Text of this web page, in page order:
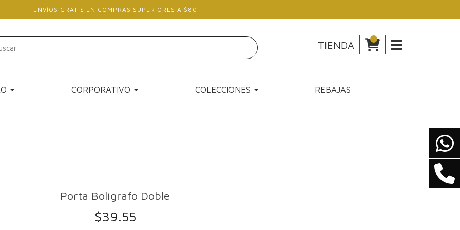
ENVÍOS GRATIS EN COMPRAS SUPERIORES A $80
TIENDA
CORPORATIVO COLECCIONES REBAJAS
Porta Bolígrafo Doble
$39.55